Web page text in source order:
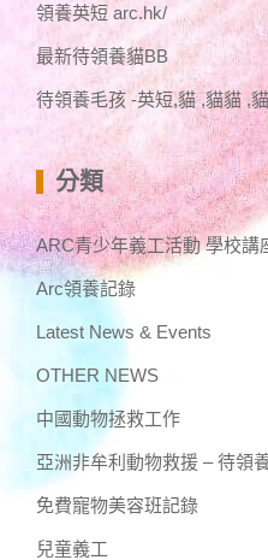
領養英短 arc.hk/
最新待領養貓BB
待領養毛孩 -英短,貓 ,貓貓 ,
分類
ARC青少年義工活動 學校講
Arc領養記錄
Latest News & Events
OTHER NEWS
中國動物拯救工作
亞洲非牟利動物救援 – 待領
免費寵物美容班記錄
兒童義工